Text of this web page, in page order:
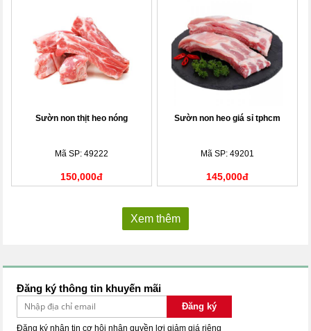
Sườn non thịt heo nóng
Mã SP: 49222
150,000đ
Sườn non heo giá sỉ tphcm
Mã SP: 49201
145,000đ
Xem thêm
Đăng ký thông tin khuyến mãi
Đăng ký
Đăng ký nhận tin cơ hội nhận quyền lợi giảm giá riêng